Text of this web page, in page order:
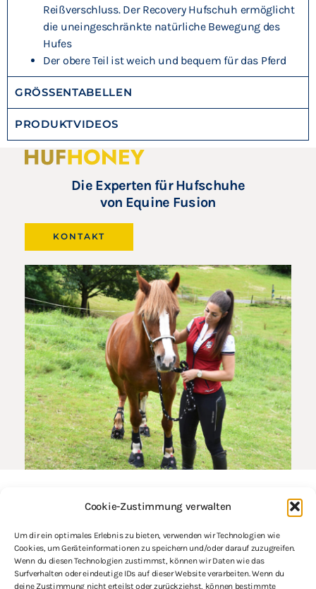
Cookie-Zustimmung verwalten
Um dir ein optimales Erlebnis zu bieten, verwenden wir Technologien wie
Cookies, um Geräteinformationen zu speichern und/oder darauf zuzugreifen.
Wenn du diesen Technologien zustimmst, können wir Daten wie das
Surfverhalten oder eindeutige IDs auf dieser Website verarbeiten. Wenn du
deine Zustimmung nicht erteilst oder zurückziehst, können bestimmte
Reißverschluss. Der Recovery Hufschuh ermöglicht
die uneingeschränkte natürliche Bewegung des
Hufes
Der obere Teil ist weich und bequem für das Pferd
GRÖSSENTABELLEN
PRODUKTVIDEOS
Die Experten für Hufschuhe
von Equine Fusion
KONTAKT
Email:info@problempferde.info
Phone: +49 7763 9188266
Mo-Fr 9:00 – 17:00 Uhr